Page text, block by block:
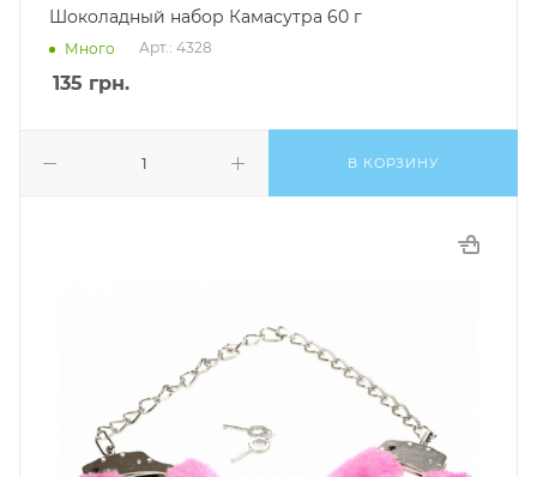
Шоколадный набор Камасутра 60 г
Много Арт.: 4328
135 грн.
В КОРЗИНУ